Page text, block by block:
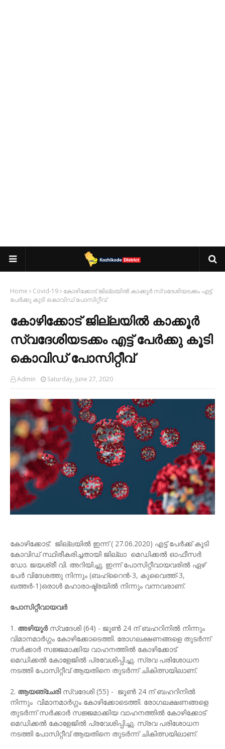
Home Covid-19
കോഴിക്കോട് ജില്ലയില്‍ കാക്കൂര്‍ സ്വദേശിയടക്കം എട്ട്
പേര്‍ക്കു കൂടി കൊവിഡ് പോസിറ്റീവ്
കോഴിക്കോട് ജില്ലയില്‍ കാക്കൂര്‍
സ്വദേശിയടക്കം എട്ട് പേര്‍ക്കു കൂടി
കൊവിഡ് പോസിറ്റീവ്
Admin Saturday, June 27, 2020
കോഴിക്കോട്: ജില്ലയില്‍ ഇന്ന് ( 27.06.2020) എട്ട് പേര്‍ക്ക് കൂടി
കോവിഡ് സ്ഥിരീകരിച്ചതായി ജില്ലാ മെഡിക്കല്‍ ഓഫീസര്‍
ഡോ. ജയശ്രീ വി. അറിയിച്ചു. ഇന്ന് പോസിറ്റീവായവരില്‍ ഏഴ്
പേര്‍ വിദേശത്തു നിന്നും (ബഹ്‌റൈന്‍-3, കുവൈത്ത്-3,
ഖത്തര്‍-1)ഒരാള്‍ മഹാരാഷ്ട്രയില്‍ നിന്നും വന്നവരാണ്.
പോസിറ്റീവായവര്‍
1. അഴിയൂര്‍സ്വദേശി (64) - ജൂണ്‍ 24 ന് ബഹറിനില്‍ നിന്നും
വിമാനമാര്‍ഗ്ഗം കോഴിക്കോടെത്തി. രോഗലക്ഷണങ്ങളെ തുടര്‍ന്ന്
സർക്കാർ സജ്ജമാക്കിയ വാഹനത്തില്‍ കോഴിക്കോട്
മെഡിക്കല്‍ കോളേജില്‍ പ്രവേശിപ്പിച്ചു. സ്രവ പരിശോധന
നടത്തി പോസിറ്റീവ് ആയതിനെ തുടര്‍ന്ന് ചികിത്സയിലാണ്.
2. ആയഞ്ചേരിസ്വദേശി (55) - ജൂണ്‍ 24 ന് ബഹറിനില്‍
നിന്നും വിമാനമാര്‍ഗ്ഗം കോഴിക്കോടെത്തി. രോഗലക്ഷണങ്ങളെ
തുടര്‍ന്ന് സർക്കാർ സജ്ജമാക്കിയ വാഹനത്തില്‍ കോഴിക്കോട്
മെഡിക്കല്‍ കോളേജില്‍ പ്രവേശിപ്പിച്ചു. സ്രവ പരിശോധന
നടത്തി പോസിറ്റീവ് ആയതിനെ തുടര്‍ന്ന് ചികിത്സയിലാണ്.